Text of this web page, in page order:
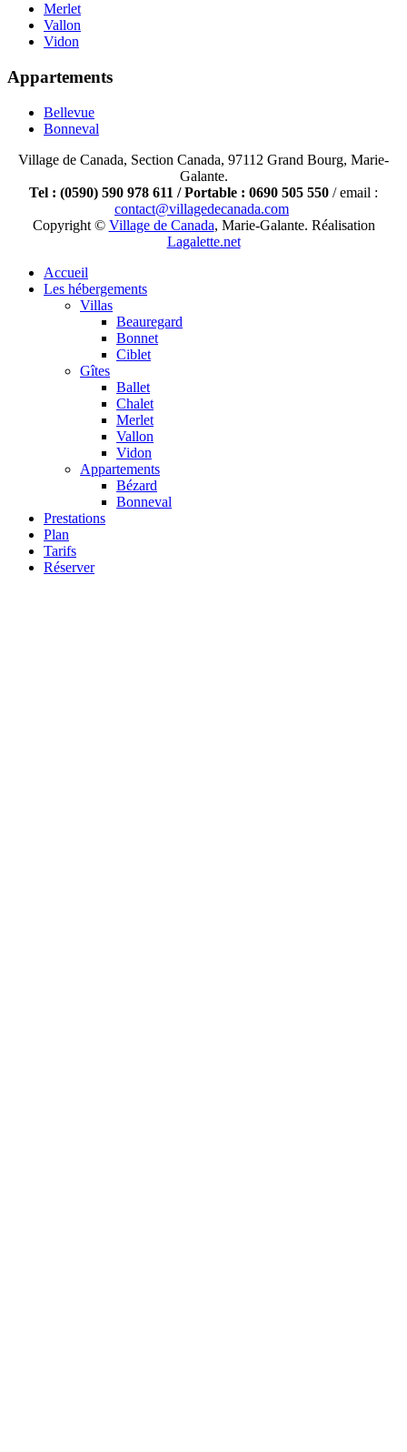
Merlet
Vallon
Vidon
Appartements
Bellevue
Bonneval
Village de Canada, Section Canada, 97112 Grand Bourg, Marie-
Galante.
Tel : (0590) 590 978 611 / Portable : 0690 505 550 / email :
contact@villagedecanada.com
Copyright © Village de Canada, Marie-Galante. Réalisation
Lagalette.net
Accueil
Les hébergements
Villas
Beauregard
Bonnet
Ciblet
Gîtes
Ballet
Chalet
Merlet
Vallon
Vidon
Appartements
Bézard
Bonneval
Prestations
Plan
Tarifs
Réserver